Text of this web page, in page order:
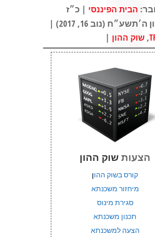
הבית הפיננסי | כ״ז
(נוב 16, 2017) |
, שוק ההון |
הצעותשוק ההון
קורס בשוק ההון
מיחזור משכנתא
סגירת מינוס
תכנון משכנתא
הצעה למשכנתא